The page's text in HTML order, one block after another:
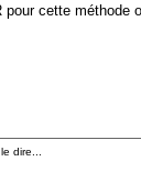
cette méthode
dire...